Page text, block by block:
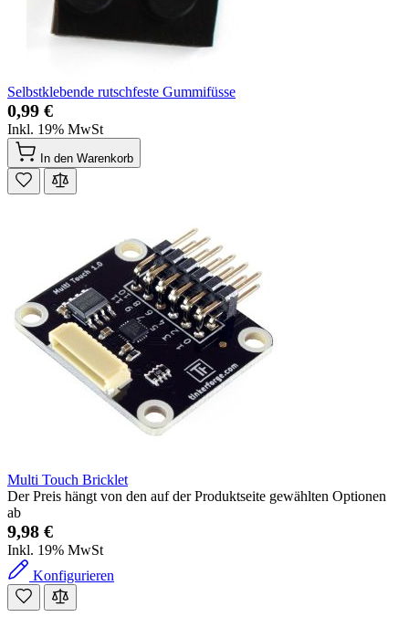
Selbstklebende rutschfeste Gummifüsse
0,99 €
Inkl. 19% MwSt
In den Warenkorb
Multi Touch Bricklet
Der Preis hängt von den auf der Produktseite gewählten Optionen
ab
9,98 €
Inkl. 19% MwSt
Konfigurieren